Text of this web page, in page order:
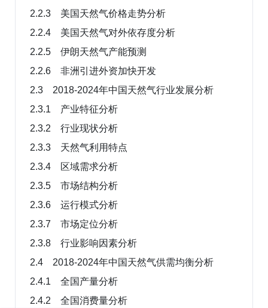
2.2.3 美国天然气价格走势分析
2.2.4 美国天然气对外依存度分析
2.2.5 伊朗天然气产能预测
2.2.6 非洲引进外资加快开发
2.3 2018-2024年中国天然气行业发展分析
2.3.1 产业特征分析
2.3.2 行业现状分析
2.3.3 天然气利用特点
2.3.4 区域需求分析
2.3.5 市场结构分析
2.3.6 运行模式分析
2.3.7 市场定位分析
2.3.8 行业影响因素分析
2.4 2018-2024年中国天然气供需均衡分析
2.4.1 全国产量分析
2.4.2 全国消费量分析